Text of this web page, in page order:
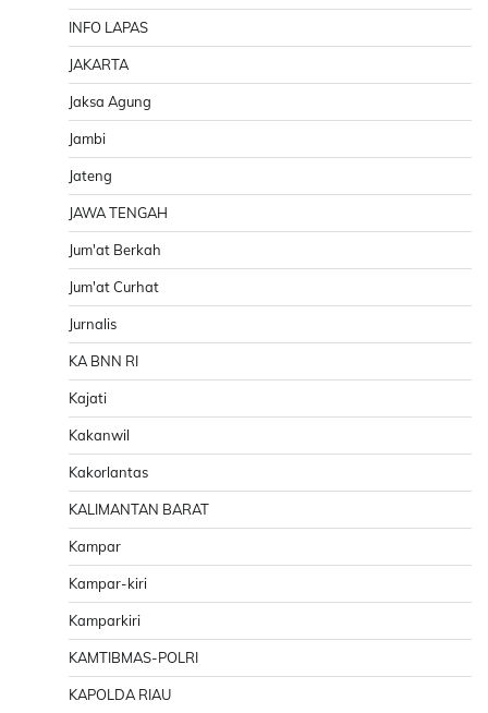
INFO LAPAS
JAKARTA
Jaksa Agung
Jambi
Jateng
JAWA TENGAH
Jum'at Berkah
Jum'at Curhat
Jurnalis
KA BNN RI
Kajati
Kakanwil
Kakorlantas
KALIMANTAN BARAT
Kampar
Kampar-kiri
Kamparkiri
KAMTIBMAS-POLRI
KAPOLDA RIAU